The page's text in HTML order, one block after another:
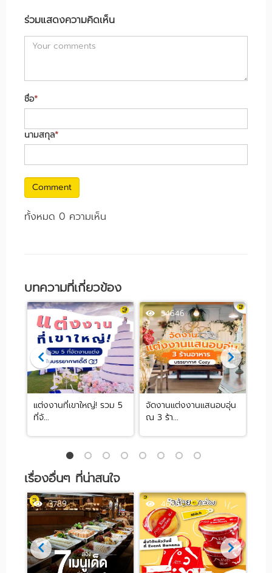
ร่วมแสดงความคิดเห็น
ชื่อ*
นามสกุล*
Comment
ทั้งหมด 0 ความเห็น
บทความที่เกี่ยวข้อง
63902
แต่งงานที่เขาใหญ่! รวม 5
ที่จั...
54646
จัดงานแต่งงานแสนอบอุ่น
ณ 3 ร้า...
เรื่องอื่นๆ ที่น่าสนใจ
3789 4653